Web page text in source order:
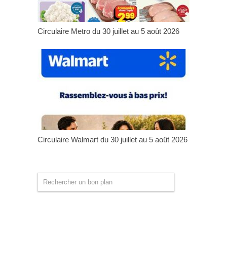
Circulaire Metro du 30 juillet au 5 août 2026
Circulaire Walmart du 30 juillet au 5 août 2026